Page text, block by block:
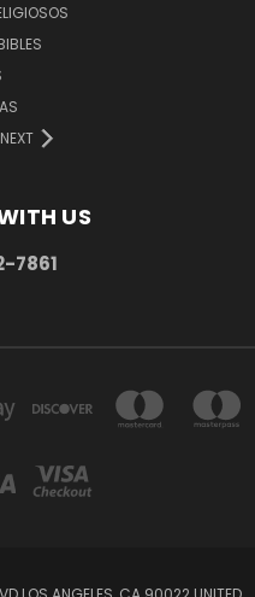
NEXT
US
7861